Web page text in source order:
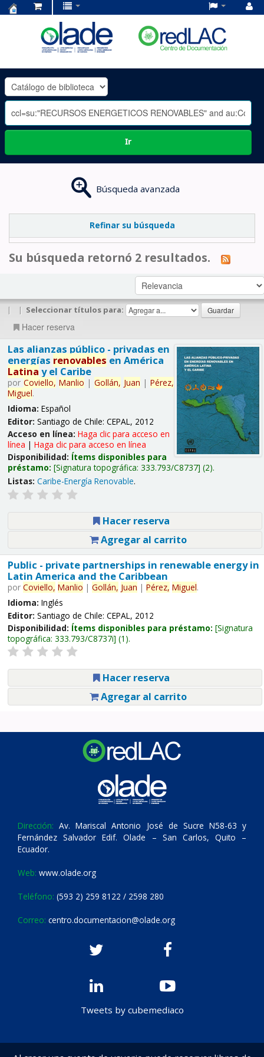
OLADE
-
Ir
Búsqueda avanzada
Refinar su búsqueda
Su búsqueda retornó 2 resultados.
| | Seleccionar títulos para:
Hacer reserva
Las alianzas público - privadas en
energías renovables en América
Latina y el Caribe
por Coviello, Manlio | Gollán, Juan | Pérez,
Miguel.
Idioma: Español
Editor: Santiago de Chile: CEPAL, 2012
Acceso en línea: Haga clic para acceso en
línea | Haga clic para acceso en línea
Disponibilidad: Ítems disponibles para
préstamo: Signatura topográfica: 333.793/C8737 (2).
Listas: Caribe-Energía Renovable.
Hacer reserva
Agregar al carrito
Public - private partnerships in renewable energy in
Latin America and the Caribbean
por Coviello, Manlio | Gollán, Juan | Pérez, Miguel.
Idioma: Inglés
Editor: Santiago de Chile: CEPAL, 2012
Disponibilidad: Ítems disponibles para préstamo: Signatura
topográfica: 333.793/C8737i (1).
Hacer reserva
Agregar al carrito
Dirección: Av. Mariscal Antonio José de Sucre N58-63 y
Fernández Salvador Edif. Olade – San Carlos, Quito –
Ecuador.
Web: www.olade.org
Teléfono: (593 2) 259 8122 / 2598 280
Correo: centro.documentacion@olade.org
Tweets by cubemediaco